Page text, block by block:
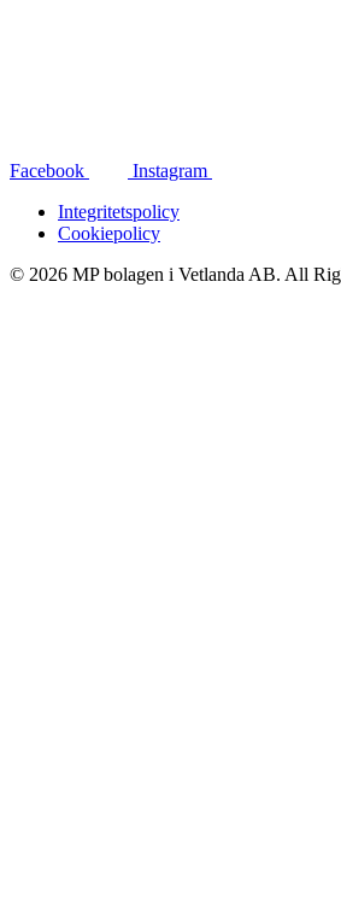
Facebook
Instagram
Integritetspolicy
Cookiepolicy
© 2026 MP bolagen i Vetlanda AB. All